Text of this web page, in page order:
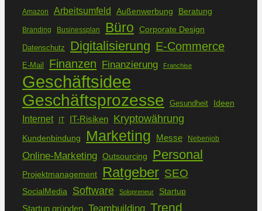
Amazon Arbeitsumfeld Außenwerbung Beratung
Branding Businessplan Büro Corporate Design
Datenschutz Digitalisierung E-Commerce
E-Mail Finanzen Finanzierung Franchise
Geschäftsidee
Geschäftsprozesse Gesundheit Ideen
Internet IT IT-Risiken Kryptowährung
Kundenbindung Marketing Messe Nebenjob
Online-Marketing Outsourcing Personal
Projektmanagement Ratgeber SEO
SocialMedia Software Solopreneur Startup
Startup gründen Teambuilding Trend